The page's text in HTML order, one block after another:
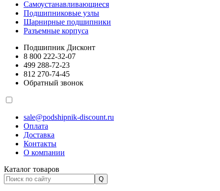
Самоустанавливающиеся
Подшипниковые узлы
Шарнирные подшипники
Разъемные корпуса
Подшипник Дисконт
8 800 222-32-07
499 288-72-23
812 270-74-45
Обратный звонок
sale@podshipnik-discount.ru
Оплата
Доставка
Контакты
О компании
Каталог товаров